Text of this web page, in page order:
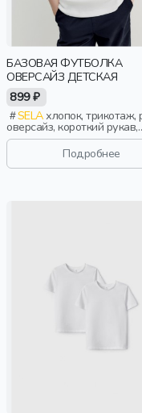
БАЗОВАЯ ФУТБОЛКА
ОВЕРСАЙЗ ДЕТСКАЯ
899 ₽
SELAхлопок, трикотаж, россия,
оверсайз, короткий рукав,
короткие, школа, однотон,
свободные, вырез, круглый
вырез, мальчики, дети
Подробнее